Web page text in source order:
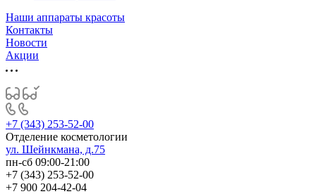
Наши аппараты красоты
Контакты
Новости
Акции
+7 (343) 253-52-00
Отделение косметологии
ул. Шейнкмана, д.75
пн-сб 09:00-21:00
+7 (343) 253-52-00
+7 900 204-42-04